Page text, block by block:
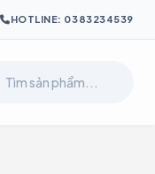
HOTLINE: 0383234539